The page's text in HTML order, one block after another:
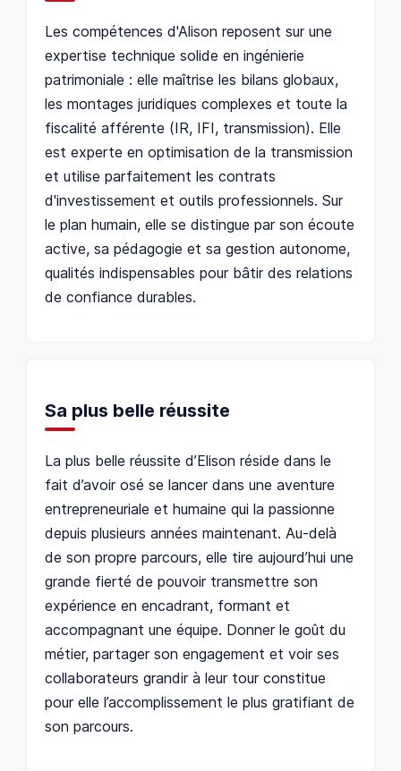
Les compétences d'Alison reposent sur une
expertise technique solide en ingénierie
patrimoniale : elle maîtrise les bilans globaux,
les montages juridiques complexes et toute la
fiscalité afférente (IR, IFI, transmission). Elle
est experte en optimisation de la transmission
et utilise parfaitement les contrats
d'investissement et outils professionnels. Sur
le plan humain, elle se distingue par son écoute
active, sa pédagogie et sa gestion autonome,
qualités indispensables pour bâtir des relations
de confiance durables.
Sa plus belle réussite
La plus belle réussite d’Elison réside dans le
fait d’avoir osé se lancer dans une aventure
entrepreneuriale et humaine qui la passionne
depuis plusieurs années maintenant. Au-delà
de son propre parcours, elle tire aujourd’hui une
grande fierté de pouvoir transmettre son
expérience en encadrant, formant et
accompagnant une équipe. Donner le goût du
métier, partager son engagement et voir ses
collaborateurs grandir à leur tour constitue
pour elle l’accomplissement le plus gratifiant de
son parcours.